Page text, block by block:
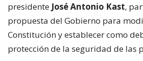
presidente José Antonio Kast,
propuesta del Gobierno para
Constitución y establecer como
protección de la seguridad de las